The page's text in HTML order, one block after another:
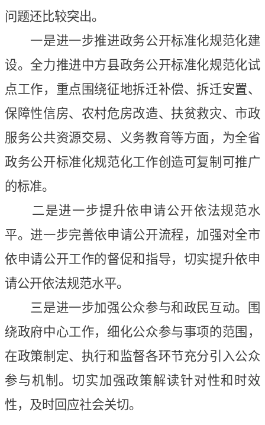
问题还比较突出。
一是进一步推进政务公开标准化规范化建
设。全力推进中方县政务公开标准化规范化试
点工作，重点围绕征地拆迁补偿、拆迁安置、
保障性信房、农村危房改造、扶贫救灾、市政
服务公共资源交易、义务教育等方面，为全省
政务公开标准化规范化工作创造可复制可推广
的标准。
二是进一步提升依申请公开依法规范水
平。进一步完善依申请公开流程，加强对全市
依申请公开工作的督促和指导，切实提升依申
请公开依法规范水平。
三是进一步加强公众参与和政民互动。围
绕政府中心工作，细化公众参与事项的范围，
在政策制定、执行和监督各环节充分引入公众
参与机制。切实加强政策解读针对性和时效
性，及时回应社会关切。